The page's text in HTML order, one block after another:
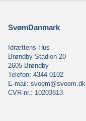
SvømDanmark
Idrættens Hus
Brøndby Stadion 20
2605 Brøndby
Telefon: 4344 0102
E-mail: svoem@svoem.dk
CVR-nr.: 10203813